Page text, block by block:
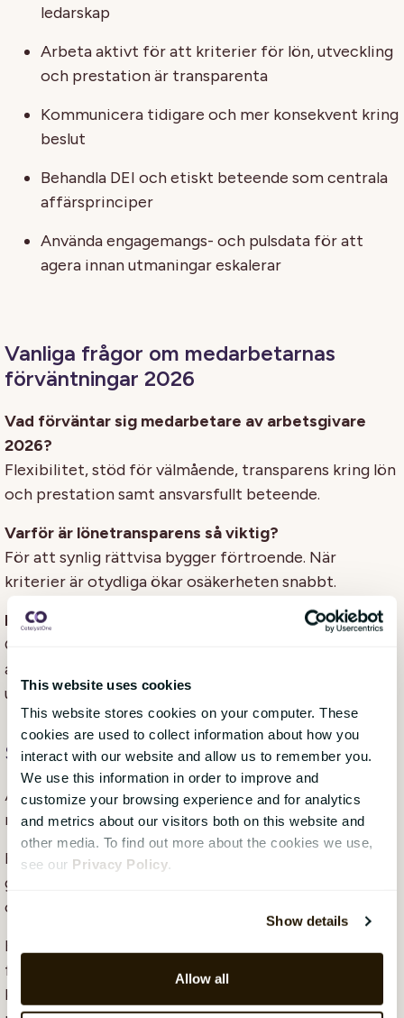
This website uses cookies
This website stores cookies on your computer. These
cookies are used to collect information about how you
interact with our website and allow us to remember you.
We use this information in order to improve and
customize your browsing experience and for analytics
and metrics about our visitors both on this website and
other media. To find out more about the cookies we use,
see our Privacy Policy.
Show details
Allow all
ledarskap
Arbeta aktivt för att kriterier för lön, utveckling
och prestation är transparenta
Kommunicera tidigare och mer konsekvent kring
beslut
Behandla DEI och etiskt beteende som centrala
affärsprinciper
Använda engagemangs- och pulsdata för att
agera innan utmaningar eskalerar
Vanliga frågor om medarbetarnas
förväntningar 2026
Vad förväntar sig medarbetare av arbetsgivare
2026?
Flexibilitet, stöd för välmående, transparens kring lön
och prestation samt ansvarsfullt beteende.
Varför är lönetransparens så viktig?
För att synlig rättvisa bygger förtroende. När
kriterier är otydliga ökar osäkerheten snabbt.
Hur kan HR bygga förtroende i osäkra tider?
Genom att kommunicera tydligt, agera proaktivt och
använda data för att identifiera och hantera
utmaningar i ett tidigt skede.
Slutsats
År 2026 är förtroende en avgörande faktor för
nordiska organisationer.
Förtroende byggs inte enbart genom ord. Det växer
genom transparens, synlig rättvisa, etiskt beteende
och snabba, relevanta åtgärder.
HR har en central roll i att forma dessa
förutsättningar. I takt med att förväntningarna ökar
kommer organisationer som agerar tydligt och